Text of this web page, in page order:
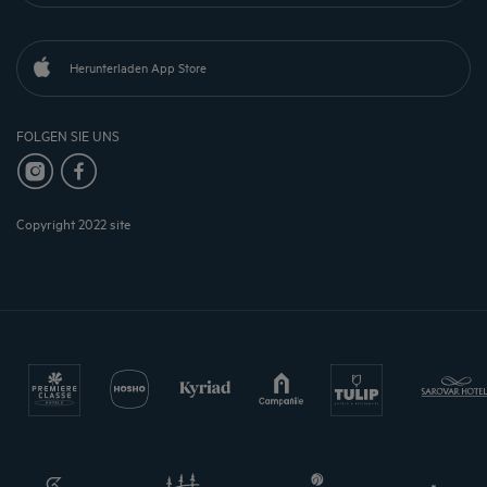
Herunterladen App Store
FOLGEN SIE UNS
Copyright 2022 site